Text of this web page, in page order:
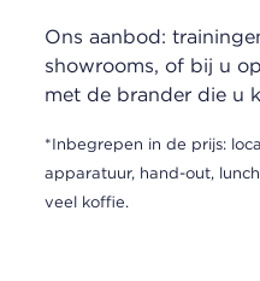
Ons aanbod:
showrooms, of bij u
met de brander die u
*Inbegrepen in de prijs:
apparatuur, hand-out,
veel koffie.